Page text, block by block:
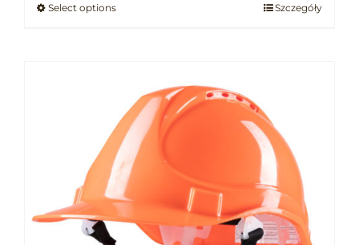
Select options Szczegóły